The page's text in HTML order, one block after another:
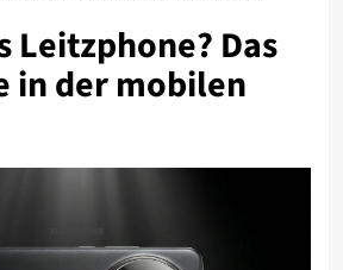
Leitzphone? Das
in der mobilen